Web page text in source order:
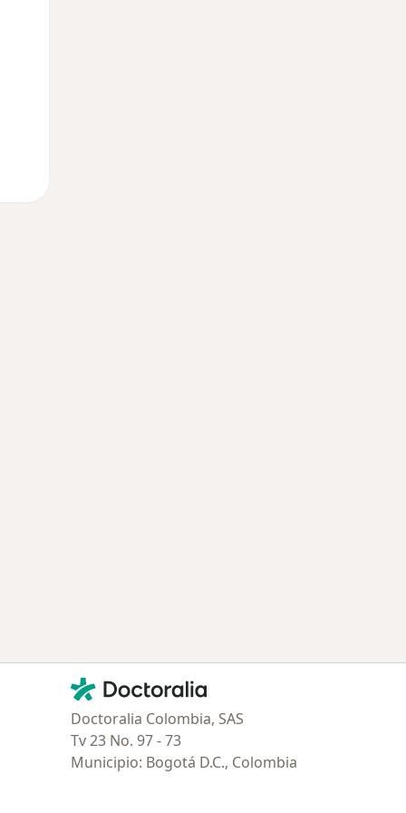
Contacto
Doctoralia - Página de inicio
Doctoralia Colombia, SAS
Tv 23 No. 97 - 73
Municipio: Bogotá D.C., Colombia